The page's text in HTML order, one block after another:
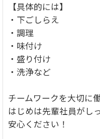
【具体的には】
・下ごしらえ
・調理
・味付け
・盛り付け
・洗浄など
チームワークを大切に
はじめは先輩社員がし
安心ください！